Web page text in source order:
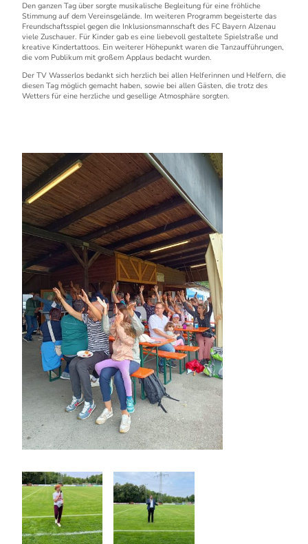
Den ganzen Tag über sorgte musikalische Begleitung für eine fröhliche
Stimmung auf dem Vereinsgelände. Im weiteren Programm begeisterte das
Freundschaftsspiel gegen die Inklusionsmannschaft des FC Bayern Alzenau
viele Zuschauer. Für Kinder gab es eine liebevoll gestaltete Spielstraße und
kreative Kindertattoos. Ein weiterer Höhepunkt waren die Tanzaufführungen,
die vom Publikum mit großem Applaus bedacht wurden.
Der TV Wasserlos bedankt sich herzlich bei allen Helferinnen und Helfern, die
diesen Tag möglich gemacht haben, sowie bei allen Gästen, die trotz des
Wetters für eine herzliche und gesellige Atmosphäre sorgten.